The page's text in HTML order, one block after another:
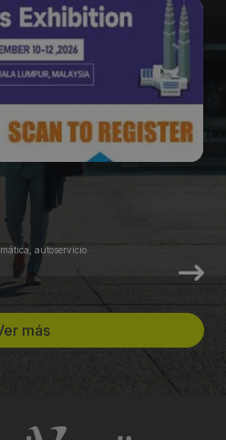
autoservicio
más